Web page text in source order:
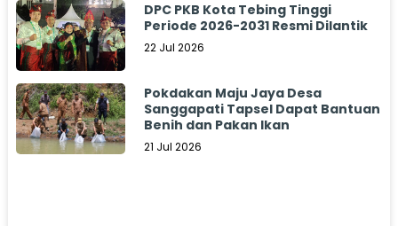
DPC PKB Kota Tebing Tinggi
Periode 2026-2031 Resmi Dilantik
22 Jul 2026
Pokdakan Maju Jaya Desa
Sanggapati Tapsel Dapat Bantuan
Benih dan Pakan Ikan
21 Jul 2026